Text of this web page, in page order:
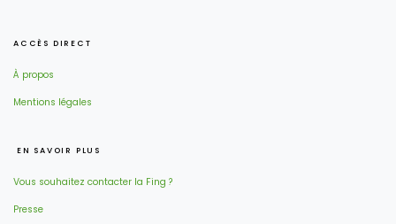
ACCÈS DIRECT
À propos
Mentions légales
EN SAVOIR PLUS
Vous souhaitez contacter la Fing ?
Presse